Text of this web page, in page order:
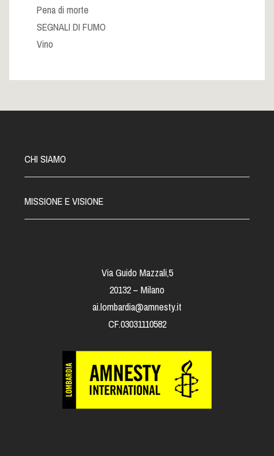
Pena di morte
SEGNALI DI FUMO
Vino
CHI SIAMO
MISSIONE E VISIONE
Via Guido Mazzali,5
20132 – Milano
ai.lombardia@amnesty.it
CF.03031110582